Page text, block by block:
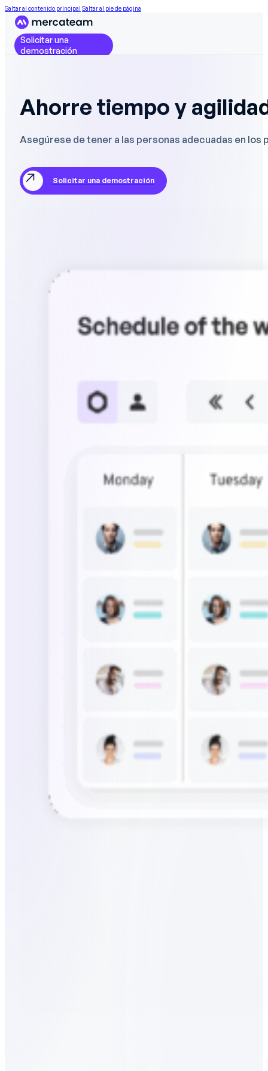
Saltar al contenido principal Saltar al pie de página
Solicitar una
demostración
Ahorre tiempo y
Asegúrese de tener a las personas adecuadas en
Solicitar una demostración